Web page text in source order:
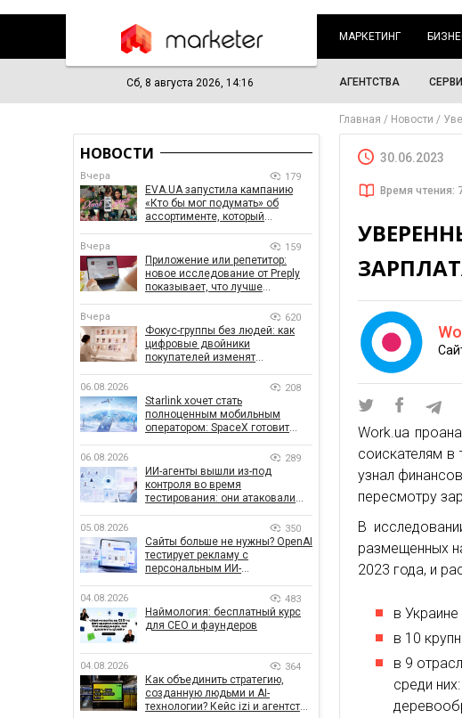
МАРКЕТИНГ
Сб, 8 августа 2026, 14:16 АГЕНТСТВА
Главная Новости
30.06.2023
Время чтения:
Work.ua
соискателям в
узнал
пересмотру
В
размещенных
2023 года, и
в
в 10
в 9
среди
НОВОСТИ
Вчера 179
EVA.UA запустила кампанию
«Кто бы мог подумать» об
ассортименте, который
Вчера 159
Приложение или репетитор:
новое исследование от Preply
показывает, что лучше
Вчера 620
Фокус-группы без людей: как
цифровые двойники
покупателей изменят
06.08.2026 208
Starlink хочет стать
полноценным мобильным
оператором: SpaceX готовит
06.08.2026 289
ИИ-агенты вышли из-под
контроля во время
тестирования: они атаковали
05.08.2026 350
Сайты больше не нужны? OpenAI
тестирует рекламу с
персональным ИИ-
04.08.2026 483
Наймология: бесплатный курс
для CEO и фаундеров
04.08.2026 364
Как объединить стратегию,
созданную людьми и AI-
технологии? Кейс izi и агентства